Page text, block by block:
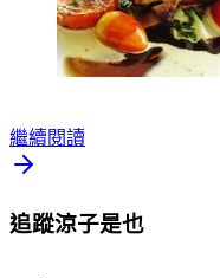
繼續閱讀
追蹤涼子是也